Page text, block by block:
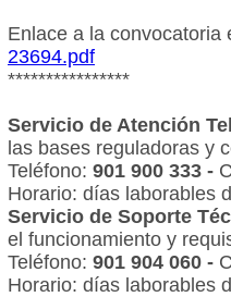
Enlace a la
23694.pdf
****************
Servicio de Atención
las bases reguladoras y
Teléfono: 901 900 333 -
Horario: días laborables
Servicio de Soporte
el funcionamiento y
Teléfono: 901 904 060 -
Horario: días laborables